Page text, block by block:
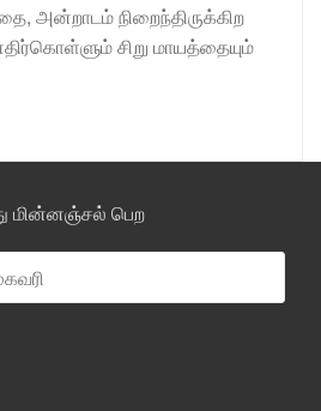
அன்றாடம் நிறைந்திருக்கிற
சிறு மாயத்தையும்
மின்னஞ்சல் பெற